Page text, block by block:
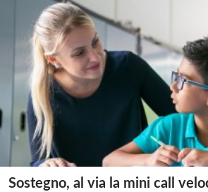
Sostegno, al via la mini call